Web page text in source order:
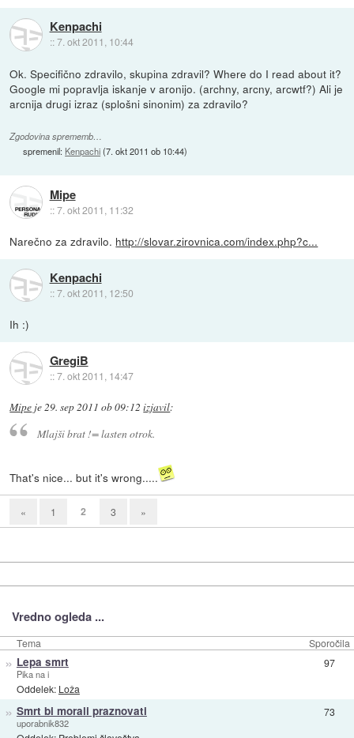
Kenpachi
::7. okt 2011, 10:44
Ok. Specifično zdravilo, skupina zdravil? Where do I read about it?
Google mi popravlja iskanje v aronijo. (archny, arcny, arcwtf?) Ali je
arcnija drugi izraz (splošni sinonim) za zdravilo?
Zgodovina sprememb…
spremenil: Kenpachi(7. okt 2011 ob 10:44)
Mipe
::7. okt 2011, 11:32
Narečno za zdravilo. http://slovar.zirovnica.com/index.php?c...
Kenpachi
::7. okt 2011, 12:50
Ih :)
GregiB
::7. okt 2011, 14:47
Mipe je29. sep 2011 ob 09:12 izjavil:
Mlajši brat != lasten otrok.
That's nice... but it's wrong.....
« 1 2 3 »
Vredno ogleda ...
Tema Sporočila
» Lepa smrt
Pika na i
Oddelek: Loža
97
» Smrt bi morali praznovati
uporabnik832
73